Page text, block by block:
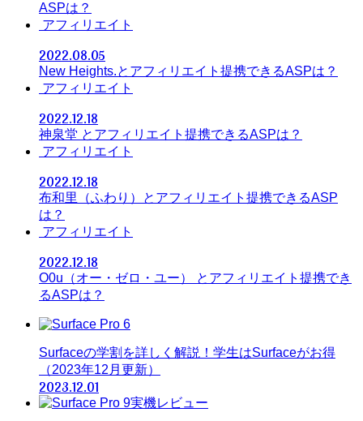
ASPは？
アフィリエイト
2022.08.05
New Heights.とアフィリエイト提携できるASPは？
アフィリエイト
2022.12.18
神泉堂 とアフィリエイト提携できるASPは？
アフィリエイト
2022.12.18
布和里（ふわり）とアフィリエイト提携できるASP
は？
アフィリエイト
2022.12.18
O0u（オー・ゼロ・ユー） とアフィリエイト提携でき
るASPは？
Surfaceの学割を詳しく解説！学生はSurfaceがお得
（2023年12月更新）
2023.12.01